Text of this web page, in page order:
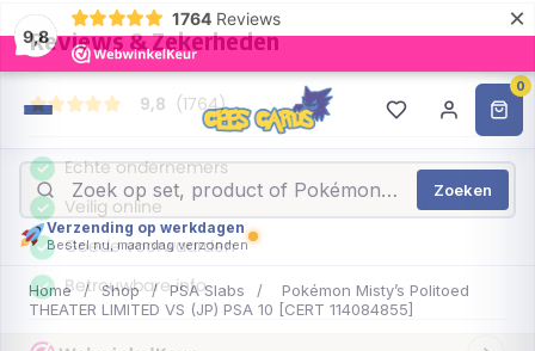
9,8
1764 Reviews ×
0
Zoeken
Verzending op werkdagen
Bestel nu, maandag verzonden
Home / Shop / PSA Slabs /
Pokémon Misty’s Politoed
THEATER LIMITED VS (JP) PSA 10 [CERT 114084855]